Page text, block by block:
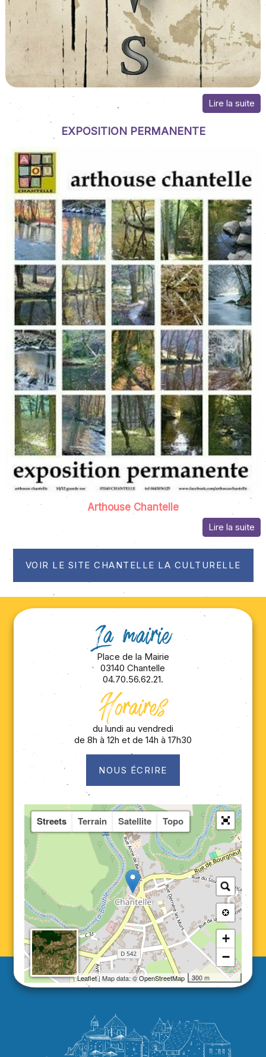
EXPOSITION PERMANENTE
Arthouse Chantelle
VOIR LE SITE CHANTELLE LA CULTURELLE
La mairie
Place de la Mairie
03140 Chantelle
04.70.56.62.21.
Horaires
du lundi au vendredi
de 8h à 12h et de 14h à 17h30
NOUS ÉCRIRE
Streets Terrain Satellite Topo
+
−
300 m
Leaflet| Map data: ©OpenStreetMap